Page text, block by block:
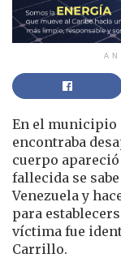
En el municipio
encontraba
cuerpo
fallecida se
Venezuela y
para
víctima fue
Carrillo.